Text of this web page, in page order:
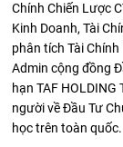
Chính Chiến Lược
Kinh Doanh, Tài
phân tích Tài Chính
Admin cộng đồng
hạn TAF
người về Đầu Tư
học trên toàn quốc.